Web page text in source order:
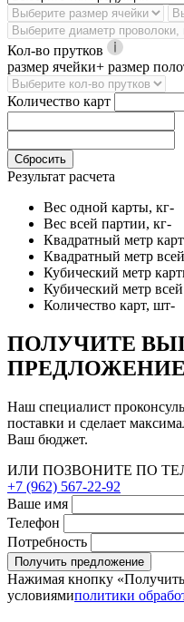
Кол-во прутков
размер ячейки+ размер
Количество карт
Сбросить
Результат расчета
Вес одной карты, кг-
Вес всей партии, кг-
Квадратный метр
Квадратный метр
Кубический метр
Кубический метр
Количество карт, шт-
ПОЛУЧИТЕ
Наш специалист
поставки и сделает
Ваш бюджет.
ИЛИ ПОЗВОНИТЕ ПО
+7 (962) 567-22-92
Ваше имя
Телефон
Потребность
Получить предложение
Нажимая кнопку
условиямиполитики